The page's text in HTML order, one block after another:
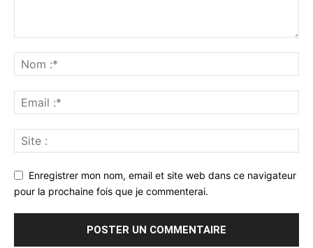
Enregistrer mon nom, email et site web dans ce navigateur
pour la prochaine fois que je commenterai.